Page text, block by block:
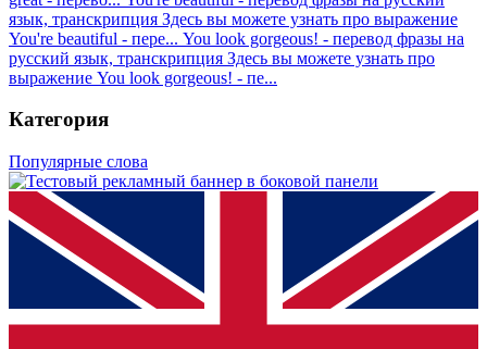
язык, транскрипция Здесь вы можете узнать про выражение
You're beautiful - пере... You look gorgeous! - перевод фразы на
русский язык, транскрипция Здесь вы можете узнать про
выражение You look gorgeous! - пе...
Категория
Популярные слова